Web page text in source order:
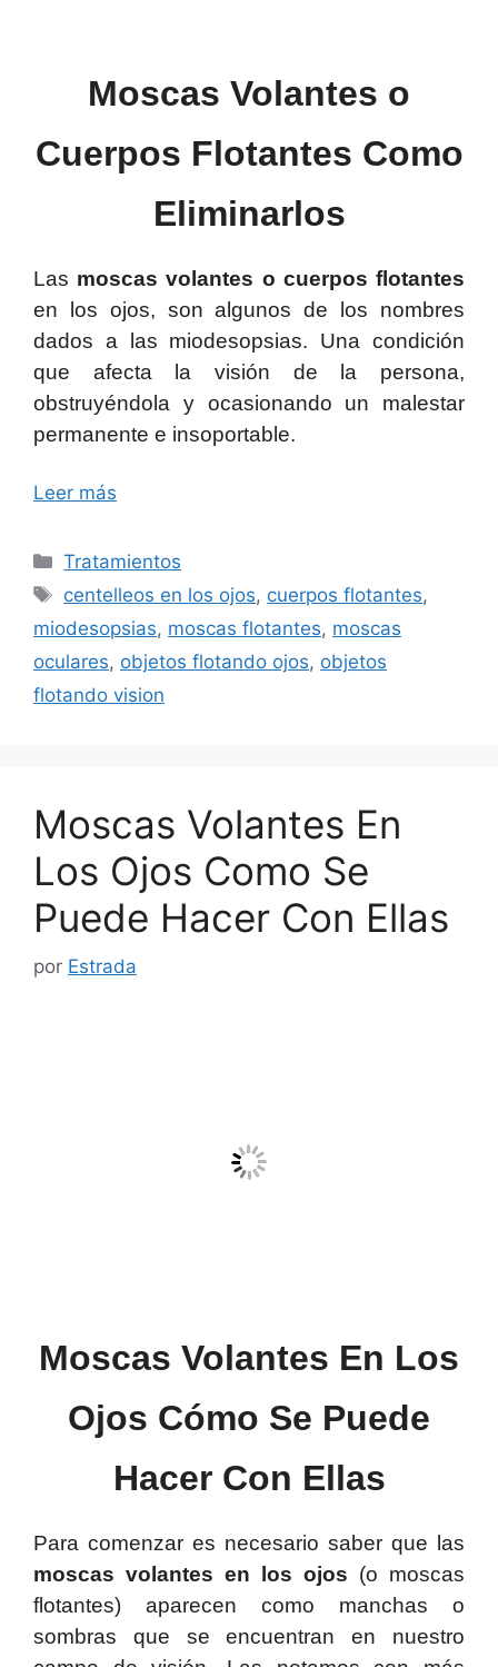
Moscas Volantes o
Cuerpos Flotantes Como
Eliminarlos
Las moscas volantes o cuerpos flotantes
en los ojos, son algunos de los nombres
dados a las miodesopsias. Una condición
que afecta la visión de la persona,
obstruyéndola y ocasionando un malestar
permanente e insoportable.
Leer más
Categorías
Tratamientos
Etiquetas
centelleos en los ojos, cuerpos flotantes,
miodesopsias, moscas flotantes, moscas
oculares, objetos flotando ojos, objetos
flotando vision
Moscas Volantes En
Los Ojos Como Se
Puede Hacer Con Ellas
por Estrada
Moscas Volantes En Los
Ojos Cómo Se Puede
Hacer Con Ellas
Para comenzar es necesario saber que las
moscas volantes en los ojos (o moscas
flotantes) aparecen como manchas o
sombras que se encuentran en nuestro